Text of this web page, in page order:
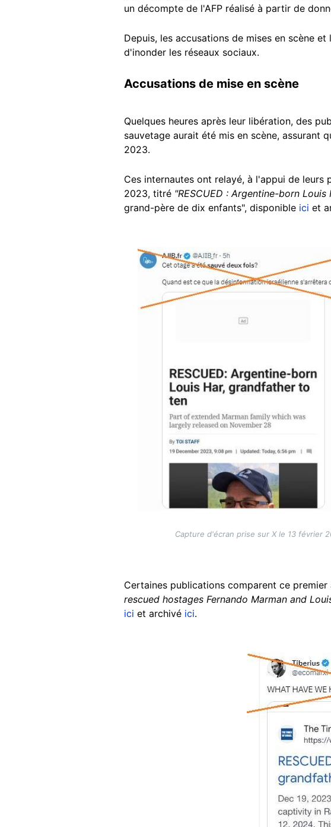
un décompte de l'AFP réalisé à partir de
Depuis, les accusations de mises en scène
d'inonder les réseaux sociaux.
Accusations de mise en scène
Quelques heures après leur libération, des
sauvetage aurait été mis en scène, assurant
2023.
Ces internautes ont relayé, à l'appui de
2023, titré "RESCUED : Argentine-born
grand-père de dix enfants", disponible ici et
Image
Capture d'écran prise sur X le 13 février
Certaines publications comparent ce
rescued hostages Fernando Marman and
ici et archivé ici.